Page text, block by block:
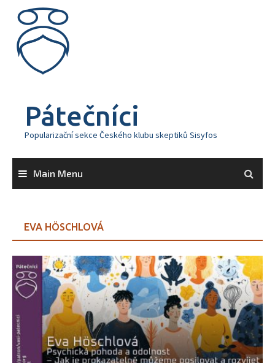
content
Pátečníci
Popularizační sekce Českého klubu skeptiků Sisyfos
Main Menu
EVA HÖSCHLOVÁ